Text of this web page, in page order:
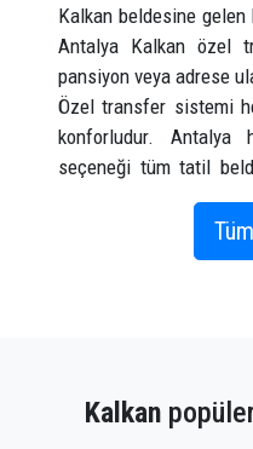
Kalkan beldesine
Antalya Kalkan özel
pansiyon veya adrese
Özel transfer sistemi
konforludur. Antalya
seçeneği tüm tatil
Antalya havalimanı
25 dakika sürmektedir.
yakın olan tatil için
Kalkan